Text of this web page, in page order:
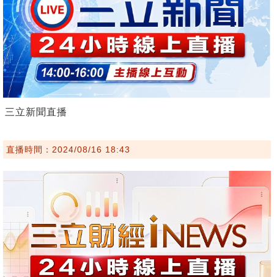
三立新聞直播
直播時間：2024/08/16 18:43